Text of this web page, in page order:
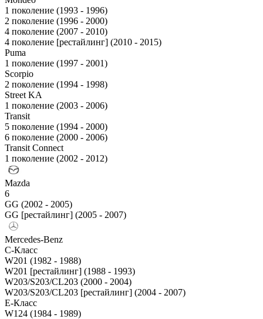
1 поколение (1993 - 1996)
2 поколение (1996 - 2000)
4 поколение (2007 - 2010)
4 поколение [рестайлинг] (2010 - 2015)
Puma
1 поколение (1997 - 2001)
Scorpio
2 поколение (1994 - 1998)
Street KA
1 поколение (2003 - 2006)
Transit
5 поколение (1994 - 2000)
6 поколение (2000 - 2006)
Transit Connect
1 поколение (2002 - 2012)
Mazda
6
GG (2002 - 2005)
GG [рестайлинг] (2005 - 2007)
Mercedes-Benz
C-Класс
W201 (1982 - 1988)
W201 [рестайлинг] (1988 - 1993)
W203/S203/CL203 (2000 - 2004)
W203/S203/CL203 [рестайлинг] (2004 - 2007)
E-Класс
W124 (1984 - 1989)